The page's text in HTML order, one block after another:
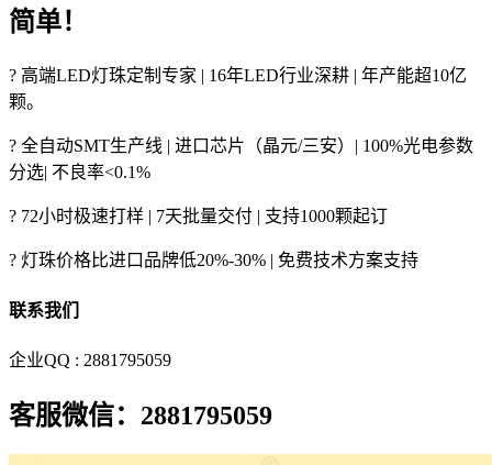
简单！
? 高端LED灯珠定制专家 | 16年LED行业深耕 | 年产能超10亿
颗。
? 全自动SMT生产线 | 进口芯片（晶元/三安）| 100%光电参数
分选| 不良率<0.1%
? 72小时极速打样 | 7天批量交付 | 支持1000颗起订
? 灯珠价格比进口品牌低20%-30% | 免费技术方案支持
联系我们
企业QQ : 2881795059
客服微信：2881795059